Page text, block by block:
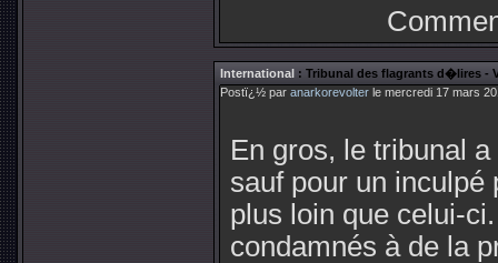
International : Tribunal des flagrants d�lires -
Postï¿½ par anarkorevolter le mercredi 17 mars
En gros, le tribunal
sauf pour un inculpé
plus loin que celui-
condamnés à de la